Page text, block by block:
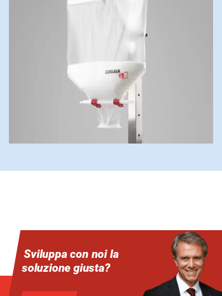
Sviluppa con noi la
soluzione giusta?